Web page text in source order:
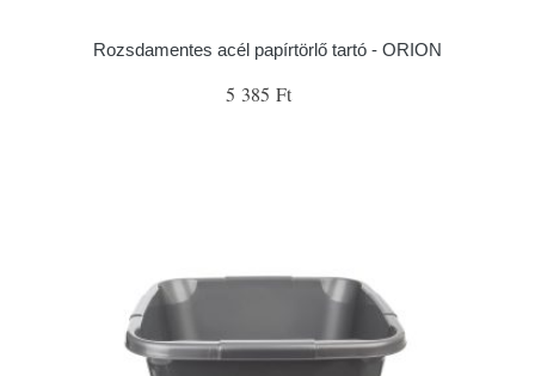
Rozsdamentes acél papírtörlő tartó - ORION
5 385 Ft